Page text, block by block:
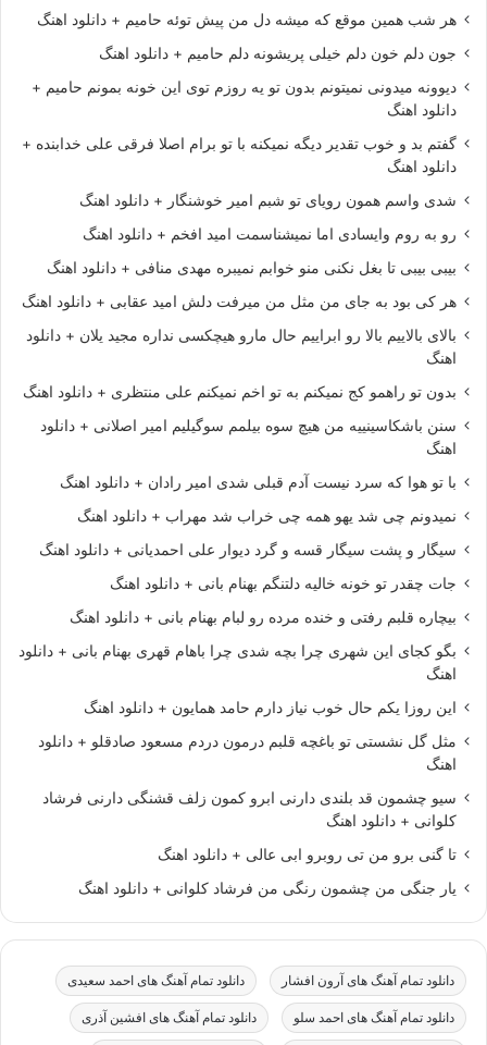
هر شب همین موقع که میشه دل من پیش توئه حامیم + دانلود اهنگ
جون دلم خون دلم خیلی پریشونه دلم حامیم + دانلود اهنگ
دیوونه میدونی نمیتونم بدون تو یه روزم توی این خونه بمونم حامیم +
دانلود اهنگ
گفتم بد و خوب تقدیر دیگه نمیکنه با تو برام اصلا فرقی علی خدابنده +
دانلود اهنگ
شدی واسم همون رویای تو شبم امیر خوشنگار + دانلود اهنگ
رو به روم وایسادی اما نمیشناسمت امید افخم + دانلود اهنگ
بیبی بیبی تا بغل نکنی منو خوابم نمیبره مهدی منافی + دانلود اهنگ
هر کی بود به جای من مثل من میرفت دلش امید عقابی + دانلود اهنگ
بالای بالاییم بالا رو ابراییم حال مارو هیچکسی نداره مجید یلان + دانلود
اهنگ
بدون تو راهمو کج نمیکنم به تو اخم نمیکنم علی منتظری + دانلود اهنگ
سنن باشکاسینییه من هیچ سوه بیلمم سوگیلیم امیر اصلانی + دانلود
اهنگ
با تو هوا که سرد نیست آدم قبلی شدی امیر رادان + دانلود اهنگ
نمیدونم چی شد یهو همه چی خراب شد مهراب + دانلود اهنگ
سیگار و پشت سیگار قسه و گرد دیوار علی احمدیانی + دانلود اهنگ
جات چقدر تو خونه خالیه دلتنگم بهنام بانی + دانلود اهنگ
بیچاره قلبم رفتی و خنده مرده رو لبام بهنام بانی + دانلود اهنگ
بگو کجای این شهری چرا بچه شدی چرا باهام قهری بهنام بانی + دانلود
اهنگ
این روزا یکم حال خوب نیاز دارم حامد همایون + دانلود اهنگ
مثل گل نشستی تو باغچه قلبم درمون دردم مسعود صادقلو + دانلود
اهنگ
سیو چشمون قد بلندی دارنی ابرو کمون زلف قشنگی دارنی فرشاد
کلوانی + دانلود اهنگ
تا گنی برو من تی روبرو ابی عالی + دانلود اهنگ
یار جنگی من چشمون رنگی من فرشاد کلوانی + دانلود اهنگ
دانلود تمام آهنگ های آرون افشار دانلود تمام آهنگ های احمد سعیدی
دانلود تمام آهنگ های احمد سلو دانلود تمام آهنگ های افشین آذری